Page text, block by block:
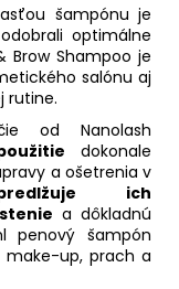
šampónu je
optimálne
Brow Shampoo je
salónu aj
rutine.
od Nanolash
dokonale
a ošetrenia v
ich
a dôkladnú
penový šampón
make-up, prach a